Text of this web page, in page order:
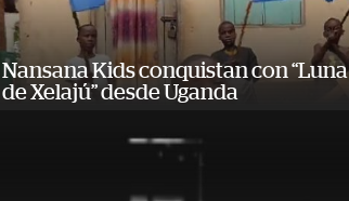
Nansana Kids conquistan con “Luna
de Xelajú” desde Uganda